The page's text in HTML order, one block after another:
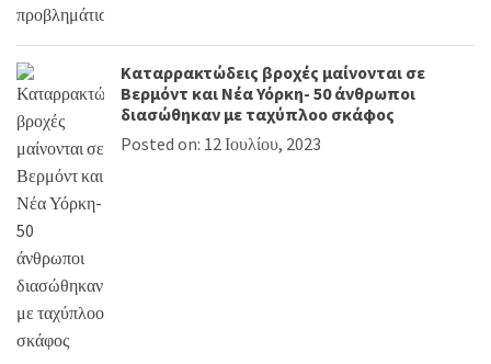
Καταρρακτώδεις βροχές μαίνονται σε
Βερμόντ και Νέα Υόρκη- 50 άνθρωποι
διασώθηκαν με ταχύπλοο σκάφος
Posted on: 12 Ιουλίου, 2023